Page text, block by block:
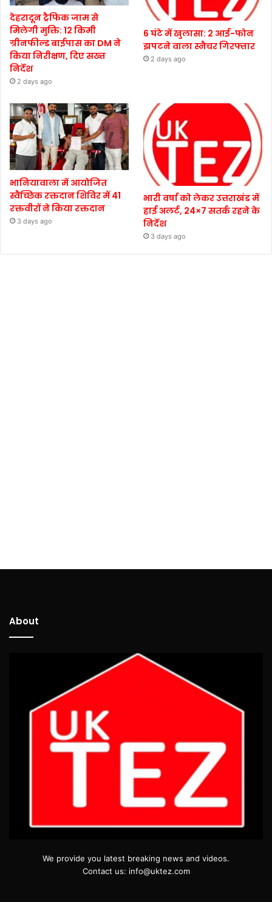
देहरादून ट्रैफिक जाम से
मिलेगी मुक्ति: 12 किमी
ग्रीनफील्ड बाईपास का DM ने
किया निरीक्षण, दिए सख्त
निर्देश
2 days ago
6 घंटे में खुलासा: 2 आई-फोन
झपटने वाला स्नैचर गिरफ्तार
2 days ago
भानियावाला में आयोजित
स्वैच्छिक रक्तदान शिविर में 41
रक्तवीरों ने किया रक्तदान
3 days ago
भारी वर्षा को लेकर उत्तराखंड में
हाई अलर्ट, 24×7 सतर्क रहने के
निर्देश
3 days ago
About
We provide you latest breaking news and videos.
Contact us: info@uktez.com